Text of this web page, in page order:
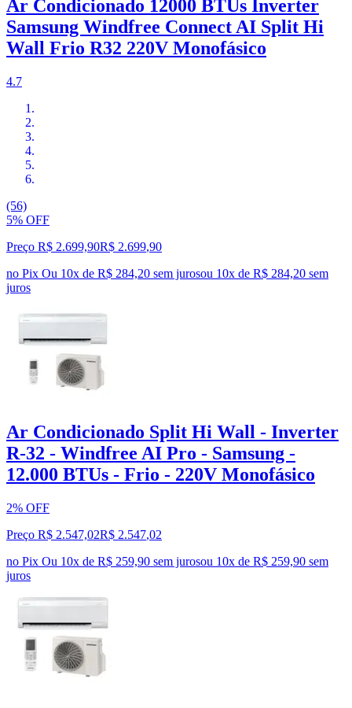
Ar Condicionado 12000 BTUs Inverter
Samsung Windfree Connect AI Split Hi
Wall Frio R32 220V Monofásico
4.7
(56)
5% OFF
Preço R$ 2.699,90R$ 2.699,90
no Pix Ou 10x de R$ 284,20 sem jurosou 10x de R$ 284,20 sem
juros
Ar Condicionado Split Hi Wall - Inverter
R-32 - Windfree AI Pro - Samsung -
12.000 BTUs - Frio - 220V Monofásico
2% OFF
Preço R$ 2.547,02R$ 2.547,02
no Pix Ou 10x de R$ 259,90 sem jurosou 10x de R$ 259,90 sem
juros